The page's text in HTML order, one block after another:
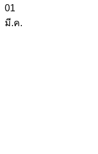
01
มี.ค.